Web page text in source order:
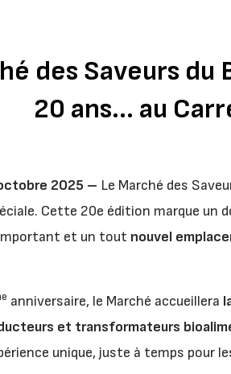
des Saveurs
20 ans… au
2025 – Le Marché des
Cette 20e édition marque un
et un tout nouvel
anniversaire, le Marché accueillera
et transformateurs
unique, juste à temps pour